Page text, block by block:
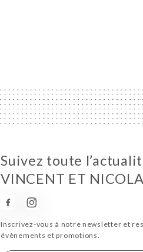
Suivez toute
VINCENT ET
Inscrivez-vous à notre newsletter et
évènements et promotions.